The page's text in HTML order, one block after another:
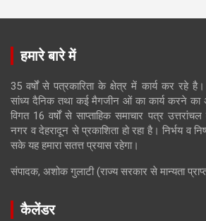
हमारे बारे में
35 वर्षों से पत्रकारिता के क्षेत्र में कार्य कर रहे
सांध्य दैनिक तथा कई मैगजीन ओं का कार्य करने का
विगत 16 वर्षों से साप्ताहिक समाचार पत्र
नगर व देहरादून से प्रकाशिता हो रहा है। निर्भय व
सके यह हमारा सतत्त प्रयास रहेगा।
संपादक, अशोक गुलाटी (राज्य सरकार से मान्यता
कैलेंडर